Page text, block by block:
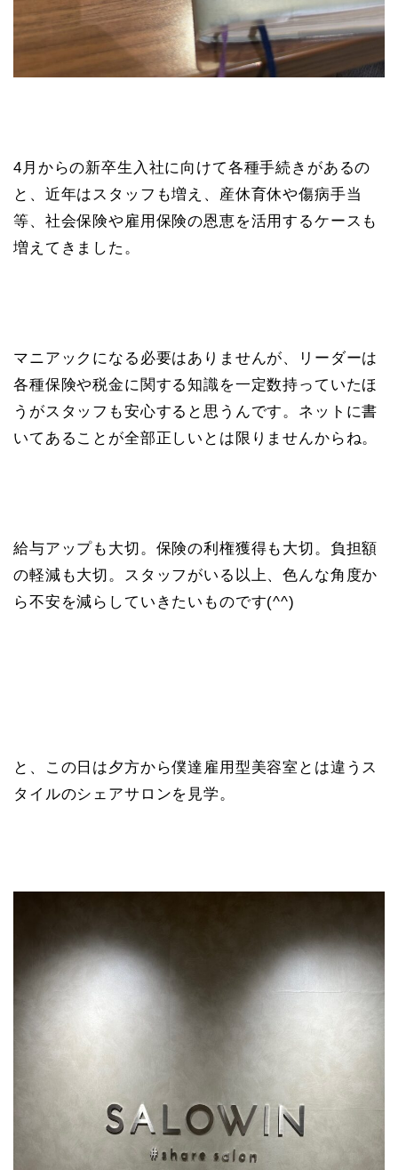
4月からの新卒生入社に向けて各種手続きがあるの
と、近年はスタッフも増え、産休育休や傷病手当
等、社会保険や雇用保険の恩恵を活用するケースも
増えてきました。
マニアックになる必要はありませんが、リーダーは
各種保険や税金に関する知識を一定数持っていたほ
うがスタッフも安心すると思うんです。ネットに書
いてあることが全部正しいとは限りませんからね。
給与アップも大切。保険の利権獲得も大切。負担額
の軽減も大切。スタッフがいる以上、色んな角度か
ら不安を減らしていきたいものです(^^)
と、この日は夕方から僕達雇用型美容室とは違うス
タイルのシェアサロンを見学。